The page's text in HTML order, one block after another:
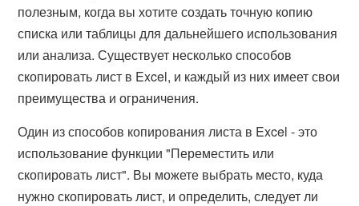
полезным, когда вы хотите создать точную копию
списка или таблицы для дальнейшего использования
или анализа. Существует несколько способов
скопировать лист в Excel, и каждый из них имеет свои
преимущества и ограничения.
Один из способов копирования листа в Excel - это
использование функции "Переместить или
скопировать лист". Вы можете выбрать место, куда
нужно скопировать лист, и определить, следует ли